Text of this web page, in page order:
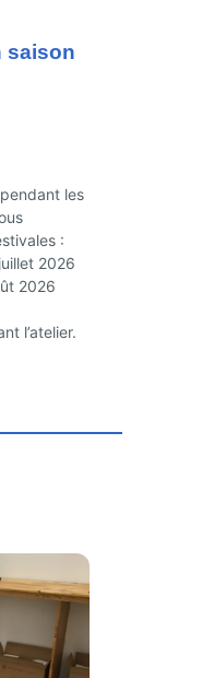
saison
les
:
2026
2026
l’atelier.